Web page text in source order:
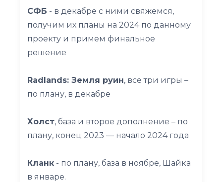
СФБ - в декабре с ними свяжемся,
получим их планы на 2024 по данному
проекту и примем финальное
решение
Radlands: Земля руин, все три игры –
по плану, в декабре
Холст, база и второе дополнение – по
плану, конец 2023 — начало 2024 года
Кланк - по плану, база в ноябре, Шайка
в январе.